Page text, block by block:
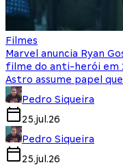
Filmes
Marvel anuncia Ryan
filme do anti-herói em
Astro assume papel
Pedro Siqueira
25.jul.26
Pedro Siqueira
25.jul.26